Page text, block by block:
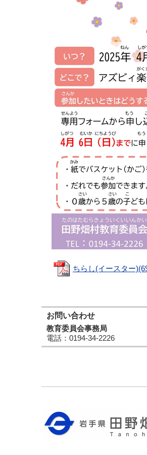
ちらし(イースター
お問い合わせ
教育委員会事務局
電話 ：0194-34-2226